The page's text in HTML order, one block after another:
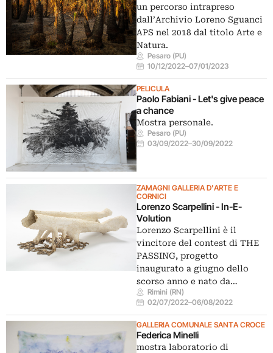
un percorso intrapreso
dall’Archivio Loreno Sguanci
APS nel 2018 dal titolo Arte e
Natura.
Pesaro (PU)
10/12/2022–07/01/2023
PELICULA
Paolo Fabiani - Let's give peace
a chance
Mostra personale.
Pesaro (PU)
03/09/2022–30/09/2022
ZAMAGNI GALLERIA D'ARTE E
CORNICI
Lorenzo Scarpellini - In-E-
Volution
Lorenzo Scarpellini è il
vincitore del contest di THE
PASSING, progetto
inaugurato a giugno dello
scorso anno e nato da…
Rimini (RN)
02/07/2022–06/08/2022
GALLERIA COMUNALE SANTA CROCE
Federica Minelli
mostra laboratorio di